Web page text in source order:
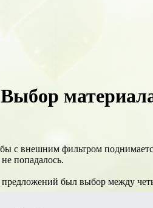
с внешним фильтром
попадалось.
был выбор между